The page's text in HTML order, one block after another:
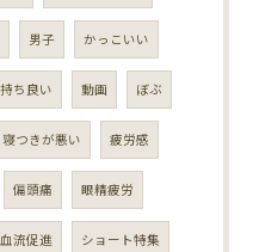
男子 かっこいい
ち良い 動画 ぼぶ
寝つきが悪い 疲労感
偏頭痛 眼精疲労
血流促進 ショート特集